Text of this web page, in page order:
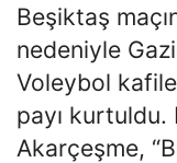
Beşiktaş
nedeniyle
Voleybol
payı
Akarçeşme,